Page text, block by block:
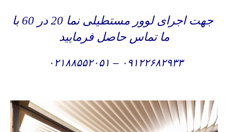
جهت اجرای لوور مستطیلی نما 20 در 60 با
ما تماس حاصل فرمایید
۰۹۱۲۲۶۸۲۹۳۳ – ۰۲۱۸۸۵۵۲۰۵۱